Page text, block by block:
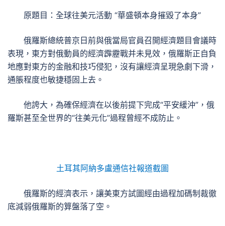
原題目：全球往美元活動 “華盛頓本身摧毀了本身”
俄羅斯總統普京日前與俄當局官員召開經濟題目會議時
表現，東方對俄動員的經濟霹靂戰并未見效，俄羅斯正自負
地應對東方的金融和技巧侵犯，沒有讓經濟呈現急劇下滑，
通脹程度也敏捷穩固上去。
他誇大，為確保經濟在以後前提下完成“平安緩沖”，俄
羅斯甚至全世界的“往美元化”過程曾經不成防止。
土耳其阿納多盧通信社報道截圖
俄羅斯的經濟表示，讓美東方試圖經由過程加碼制裁徹
底減弱俄羅斯的算盤落了空。